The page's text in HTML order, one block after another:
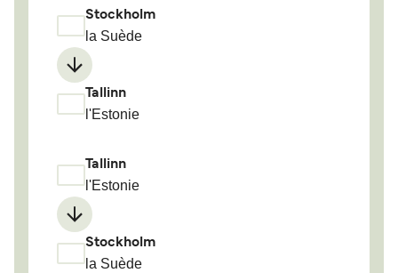
Stockholm
la Suède
Tallinn
l'Estonie
Tallinn
l'Estonie
Stockholm
la Suède